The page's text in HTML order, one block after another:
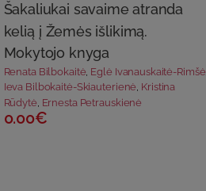
Šakaliukai savaime atranda
kelią į Žemės išlikimą.
Mokytojo knyga
Renata Bilbokaitė Eglė Ivanauskaitė-Rimšė
Ieva Bilbokaitė-Skiauterienė, Kristina
Rūdytė Ernesta Petrauskienė
0.00€